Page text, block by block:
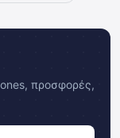
προσφορές,